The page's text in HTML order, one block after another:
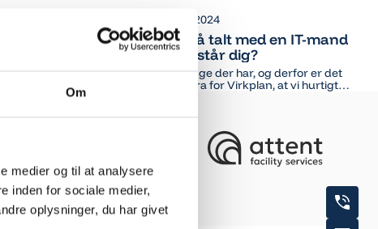
Om
medier og til at analysere
inden for sociale medier,
oplysninger, du har givet
assistent” som kan konsulteres løbende.
29 November 2024
Har du også talt med en IT-mand
der ikke forstår dig?
Det er der mange der har, og derfor er det
blevet et mantra for Virkplan, at vi hurtigt
konsulenter med bred
forretningsforståelse fra jobs ”på den
anden side af bordet.”